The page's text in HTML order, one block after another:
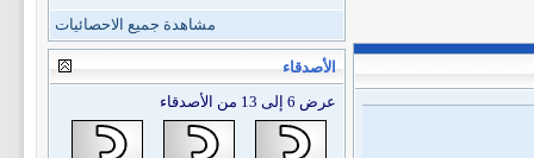
مشاهدة جميع الاحصائيات
الأصدقاء
عرض 6 إلى 13 من الأصدقاء